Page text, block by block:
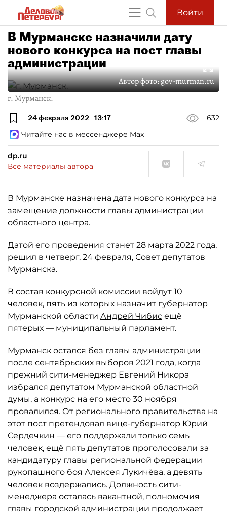
Войти
В Мурманске назначили дату
нового конкурса на пост главы
администрации
Автор фото:gov-murman.ru
г. Мурманск.
24 февраля 2022 13:17
632
Читайте нас в мессенджере Max
dp.ru
Все материалы автора
В Мурманске назначена дата нового конкурса на
замещение должности главы администрации
областного центра.
Датой его проведения станет 28 марта 2022 года,
решил в четверг, 24 февраля, Совет депутатов
Мурманска.
В состав конкурсной комиссии войдут 10
человек, пять из которых назначит губернатор
Мурманской области Андрей Чибис ещё
пятерых — муниципальный парламент.
Мурманск остался без главы администрации
после сентябрьских выборов 2021 года, когда
прежний сити-менеджер Евгений Никора
избрался депутатом Мурманской областной
думы, а конкурс на его место 30 ноября
провалился. От регионального правительства на
этот пост претендовал вице-губернатор Юрий
Сердечкин — его поддержали только семь
человек, ещё пять депутатов проголосовали за
кандидатуру главы региональной федерации
рукопашного боя Алексея Лукичёва, а девять
человек воздержались. Должность сити-
менеджера осталась вакантной, полномочия
главы городской администрации продолжает